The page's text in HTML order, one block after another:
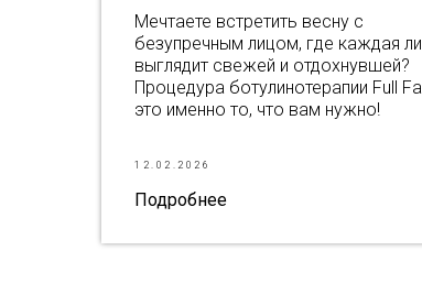
Мечтаете встретить весну с
безупречным лицом, где каждая
выглядит свежей и отдохнувшей?
Процедура ботулинотерапии Full
это именно то, что вам нужно!
12.02.2026
Подробнее